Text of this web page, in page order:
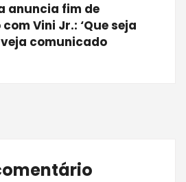
anuncia fim de
Vini Jr.: ‘Que seja
comunicado